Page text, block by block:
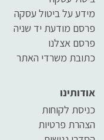
מידע על ביטול עסקה
פרסם מודעת יד שניה
פרסם אצלנו
כתובת משרדי האתר
אודותינו
כניסת לקוחות
הצהרת פרטיות